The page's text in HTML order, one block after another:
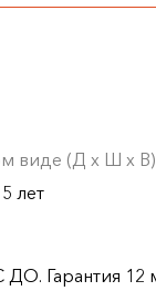
виде (Д х Ш х
лет
Гарантия 12